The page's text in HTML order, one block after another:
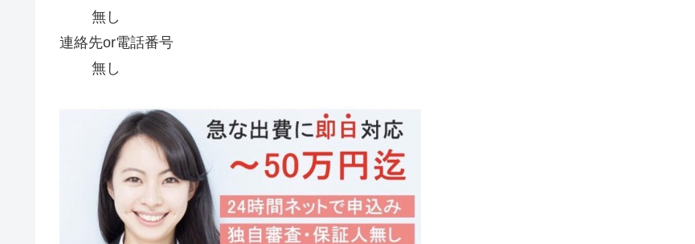
無し
連絡先or電話番号
無し